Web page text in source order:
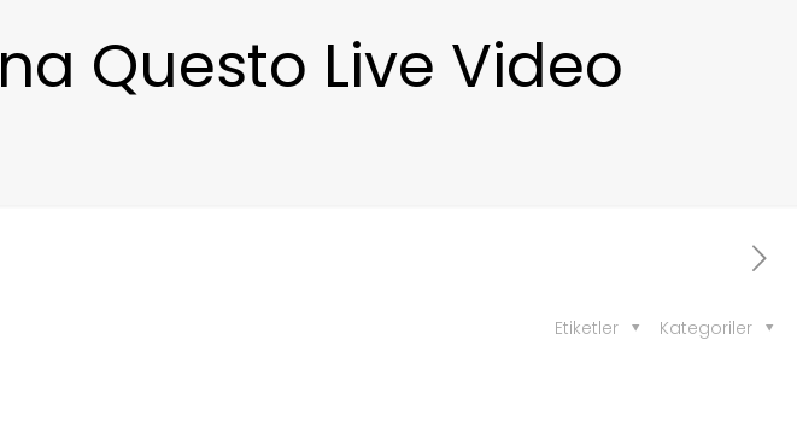
Questo Live Video
Kategoriler
Etiketler